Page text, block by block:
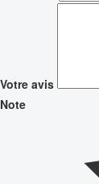
Votre avis
Note